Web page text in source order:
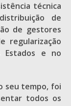
técnica
de
de gestores
regularização
Estados e no
seu tempo, foi
todos os